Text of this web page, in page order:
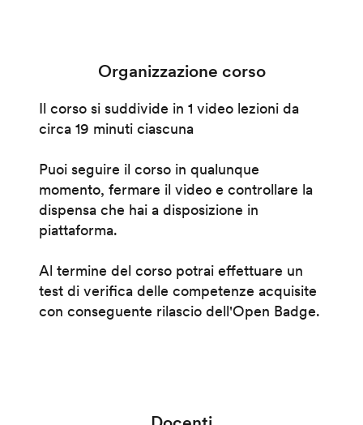
Organizzazione corso
Il corso si suddivide in 1 video lezioni da
circa 19 minuti ciascuna
Puoi seguire il corso in qualunque
momento, fermare il video e controllare la
dispensa che hai a disposizione in
piattaforma.
Al termine del corso potrai effettuare un
test di verifica delle competenze acquisite
con conseguente rilascio dell'Open Badge.